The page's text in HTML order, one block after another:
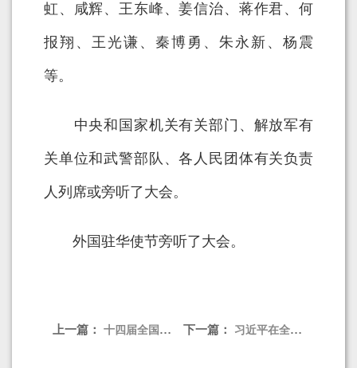
虹、咸辉、王东峰、姜信治、蒋作君、何
报翔、王光谦、秦博勇、朱永新、杨震
等。
中央和国家机关有关部门、解放军有
关单位和武警部队、各人民团体有关负责
人列席或旁听了大会。
外国驻华使节旁听了大会。
上一篇：十四届全国人大四次会议在京开幕 习近平等在主席台就座 下一篇： 习近平在全军高级干部培训班开班式上发表重要讲话强调 开展思想整风 深化政治整训 以崭新政治面貌迎接建军一百周年